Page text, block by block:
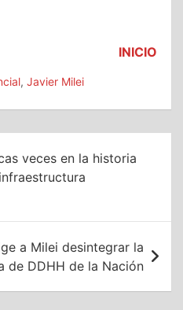
INICIO
, Javier Milei
veces en la historia
a Milei desintegrar la
de DDHH de la Nación